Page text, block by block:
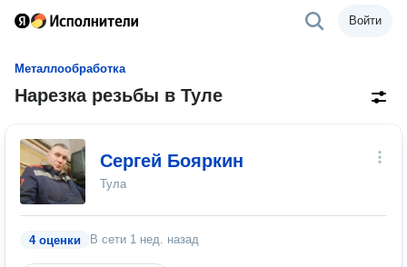
Войти
Металлообработка
Нарезка резьбы в Туле
Сергей Бояркин
Тула
4 оценки В сети 1 нед. назад